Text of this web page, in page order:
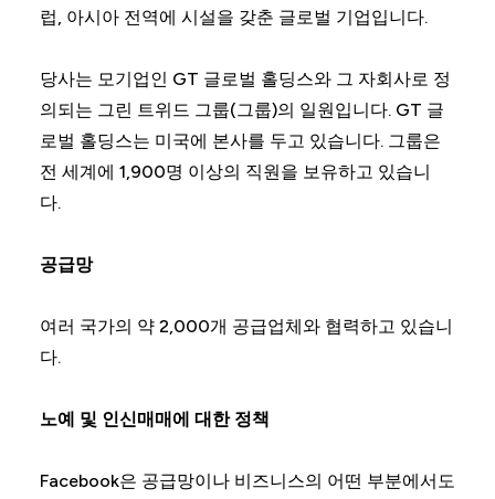
럽, 아시아 전역에 시설을 갖춘 글로벌 기업입니다.
당사는 모기업인 GT 글로벌 홀딩스와 그 자회사로 정
의되는 그린 트위드 그룹(그룹)의 일원입니다. GT 글
로벌 홀딩스는 미국에 본사를 두고 있습니다. 그룹은
전 세계에 1,900명 이상의 직원을 보유하고 있습니
다.
공급망
여러 국가의 약 2,000개 공급업체와 협력하고 있습니
다.
노예 및 인신매매에 대한 정책
Facebook은 공급망이나 비즈니스의 어떤 부분에서도